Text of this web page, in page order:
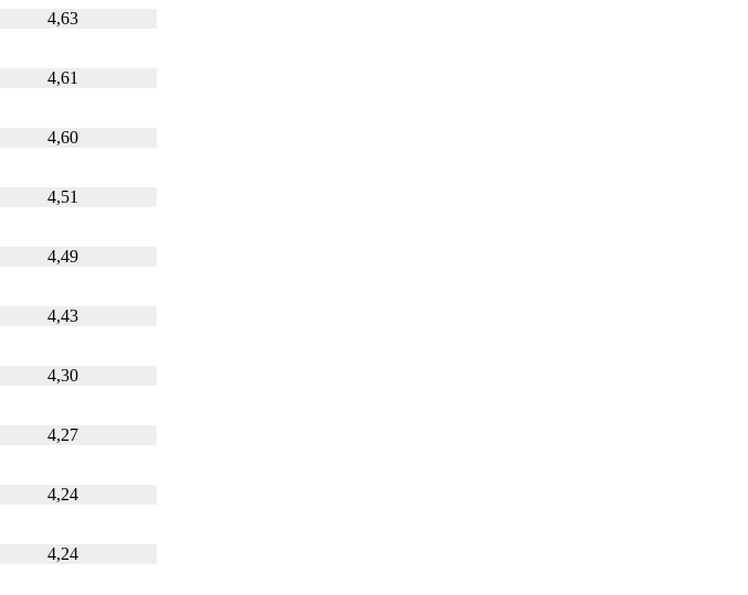
4,63
4,61
4,60
4,51
4,49
4,43
4,30
4,27
4,24
4,24